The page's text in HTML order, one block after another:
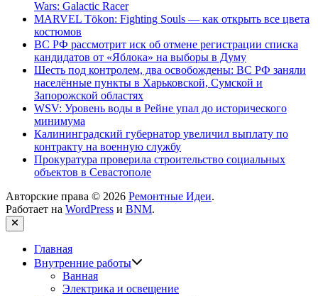
Wars: Galactic Racer
MARVEL Tōkon: Fighting Souls — как открыть все цвета
костюмов
ВС РФ рассмотрит иск об отмене регистрации списка
кандидатов от «Яблока» на выборы в Думу
Шесть под контролем, два освобождены: ВС РФ заняли
населённые пункты в Харьковской, Сумской и
Запорожской областях
WSV: Уровень воды в Рейне упал до исторического
минимума
Калининградский губернатор увеличил выплату по
контракту на военную службу
Прокуратура проверила строительство социальных
объектов в Севастополе
Авторские права © 2026 Ремонтные Идеи.
Работает на WordPress и BNM.
Закрыть
Главная
Внутренние работы
Ванная
Электрика и освещение